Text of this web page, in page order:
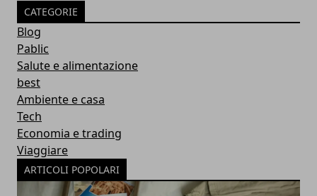
CATEGORIE
Blog
Pablic
Salute e alimentazione
best
Ambiente e casa
Tech
Economia e trading
Viaggiare
ARTICOLI POPOLARI